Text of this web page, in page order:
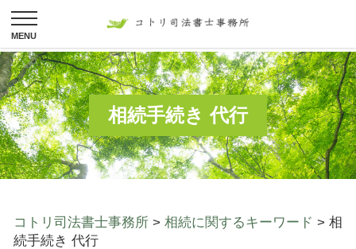
相続手続き 代行
コトリ司法書士事務所 > 相続に関するキーワード > 相
続手続き 代行